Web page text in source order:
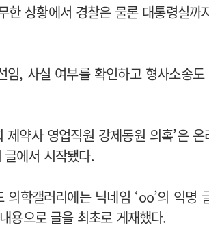
상황에서 경찰은 물론 대통령실까
, 사실 여부를 확인하고 형사소송
약사 영업직원 강제동원 의혹’은
에서 시작됐다.
학갤러리에는 닉네임 ‘oo’의 익명
용으로 글을 최초로 게재했다.